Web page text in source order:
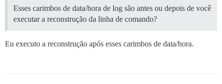
Esses carimbos de data/hora de log são antes ou depois de você
executar a reconstrução da linha de comando?
Eu executo a reconstrução após esses carimbos de data/hora.